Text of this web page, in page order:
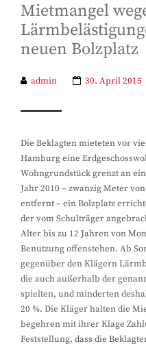
Mietmangel
neuen Bolzplatz
admin 30. April 2015
Die Beklagten mieteten vor
Hamburg eine
Wohngrundstück grenzt an
Jahr 2010 – zwanzig Meter
entfernt – ein Bolzplatz
der vom Schulträger
Alter bis zu 12 Jahren von
Benutzung offenstehen. Ab
gegenüber den Klägern
die auch außerhalb der
spielten, und minderten
20 %. Die Kläger halten die
begehren mit ihrer Klage
Feststellung, dass die